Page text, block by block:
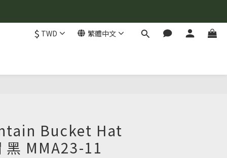
$ TWD 繁體中文
Bucket Hat
黑 MMA23-11